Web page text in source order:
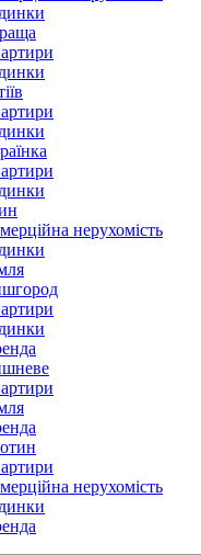
нерухомість
нерухомість